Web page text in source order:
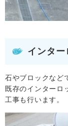
インタ
石やブロックなど
既存のインターロ
工事も行います。